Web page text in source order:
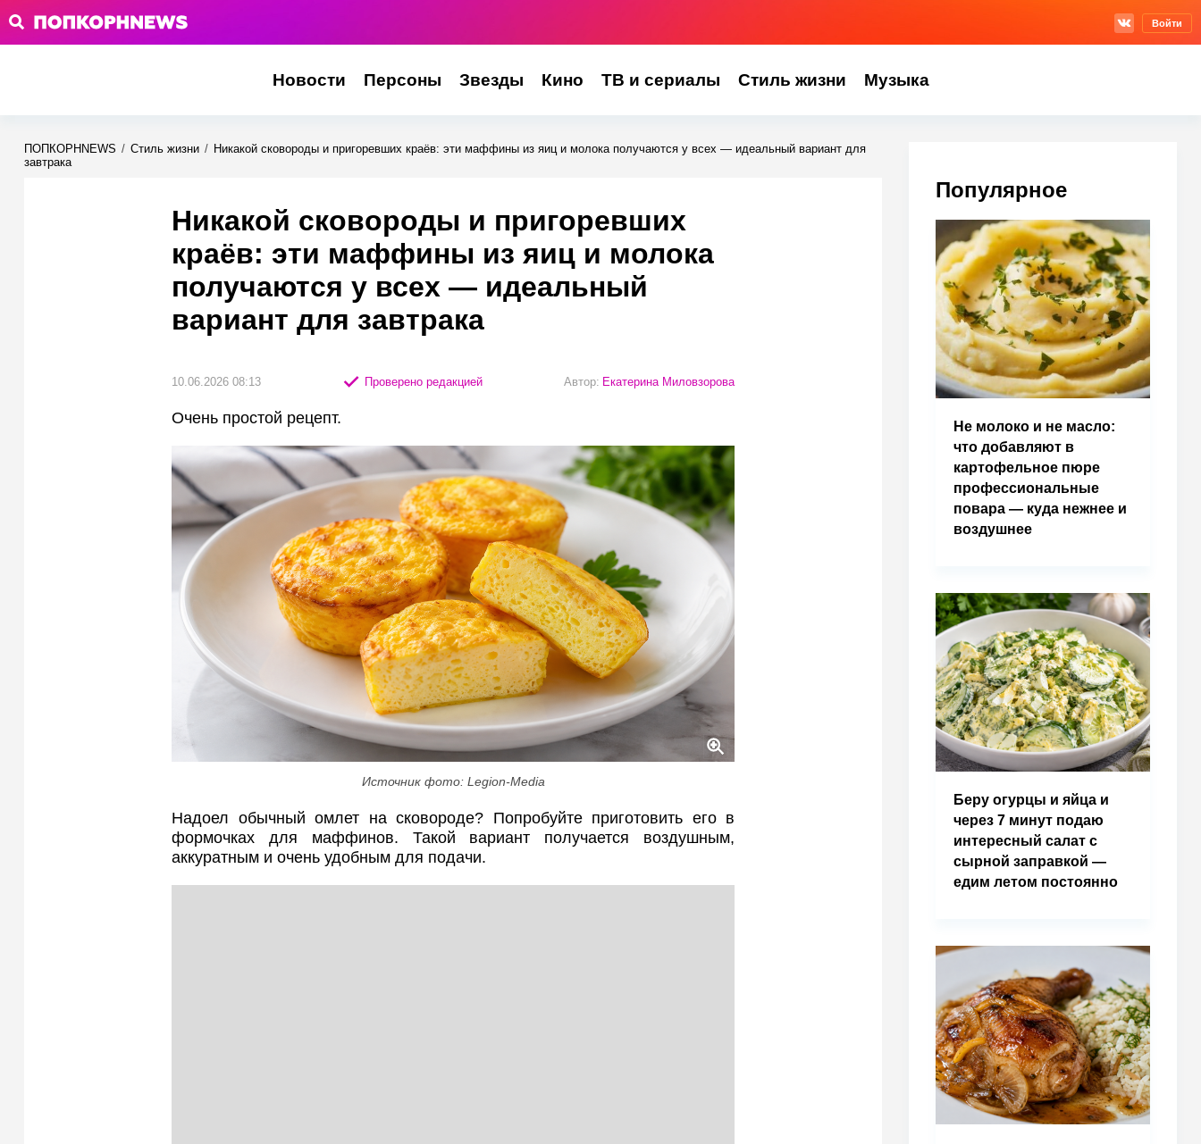
Войти
Новости Персоны Звезды Кино ТВ и сериалы Стиль жизни Музыка
ПОПКОРНNEWS / Стиль жизни / Никакой сковороды и пригоревших краёв: эти маффины из яиц и молока получаются у всех — идеальный вариант для
завтрака
Никакой сковороды и пригоревших
краёв: эти маффины из яиц и молока
получаются у всех — идеальный
вариант для завтрака
10.06.2026 08:13 Проверено редакцией Автор: Екатерина Миловзорова
Очень простой рецепт.
Источник фото: Legion-Media
Надоел обычный омлет на сковороде? Попробуйте приготовить его в
формочках для маффинов. Такой вариант получается воздушным,
аккуратным и очень удобным для подачи.
Популярное
Не молоко и не масло:
что добавляют в
картофельное пюре
профессиональные
повара — куда нежнее и
воздушнее
Беру огурцы и яйца и
через 7 минут подаю
интересный салат с
сырной заправкой —
едим летом постоянно